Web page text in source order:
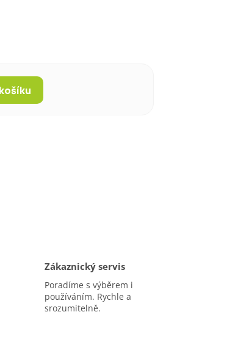
Zákaznický servis
Poradíme s výběrem i
používáním. Rychle a
srozumitelně.